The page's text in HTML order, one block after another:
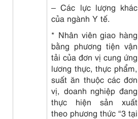
– Các lực lượng khác
của ngành Y tế.
* Nhân viên giao hàng
bằng phương tiện vận
tải của đơn vị cung ứng
lương thực, thực phẩm,
suất ăn thuộc các đơn
vị, doanh nghiệp đang
thực hiện sản xuất
theo phương thức “3 tại